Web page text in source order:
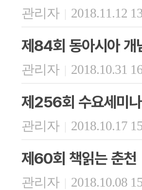
관리자 | 2018.11.12
제84회 동아시아 개
관리자 | 2018.10.31
제256회 수요세미나
관리자 | 2018.10.17
제60회 책읽는 춘천
관리자 | 2018.10.08